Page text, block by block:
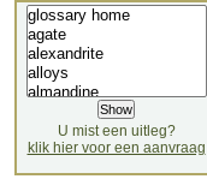
U mist een uitleg?
klik hier voor een aanvraag